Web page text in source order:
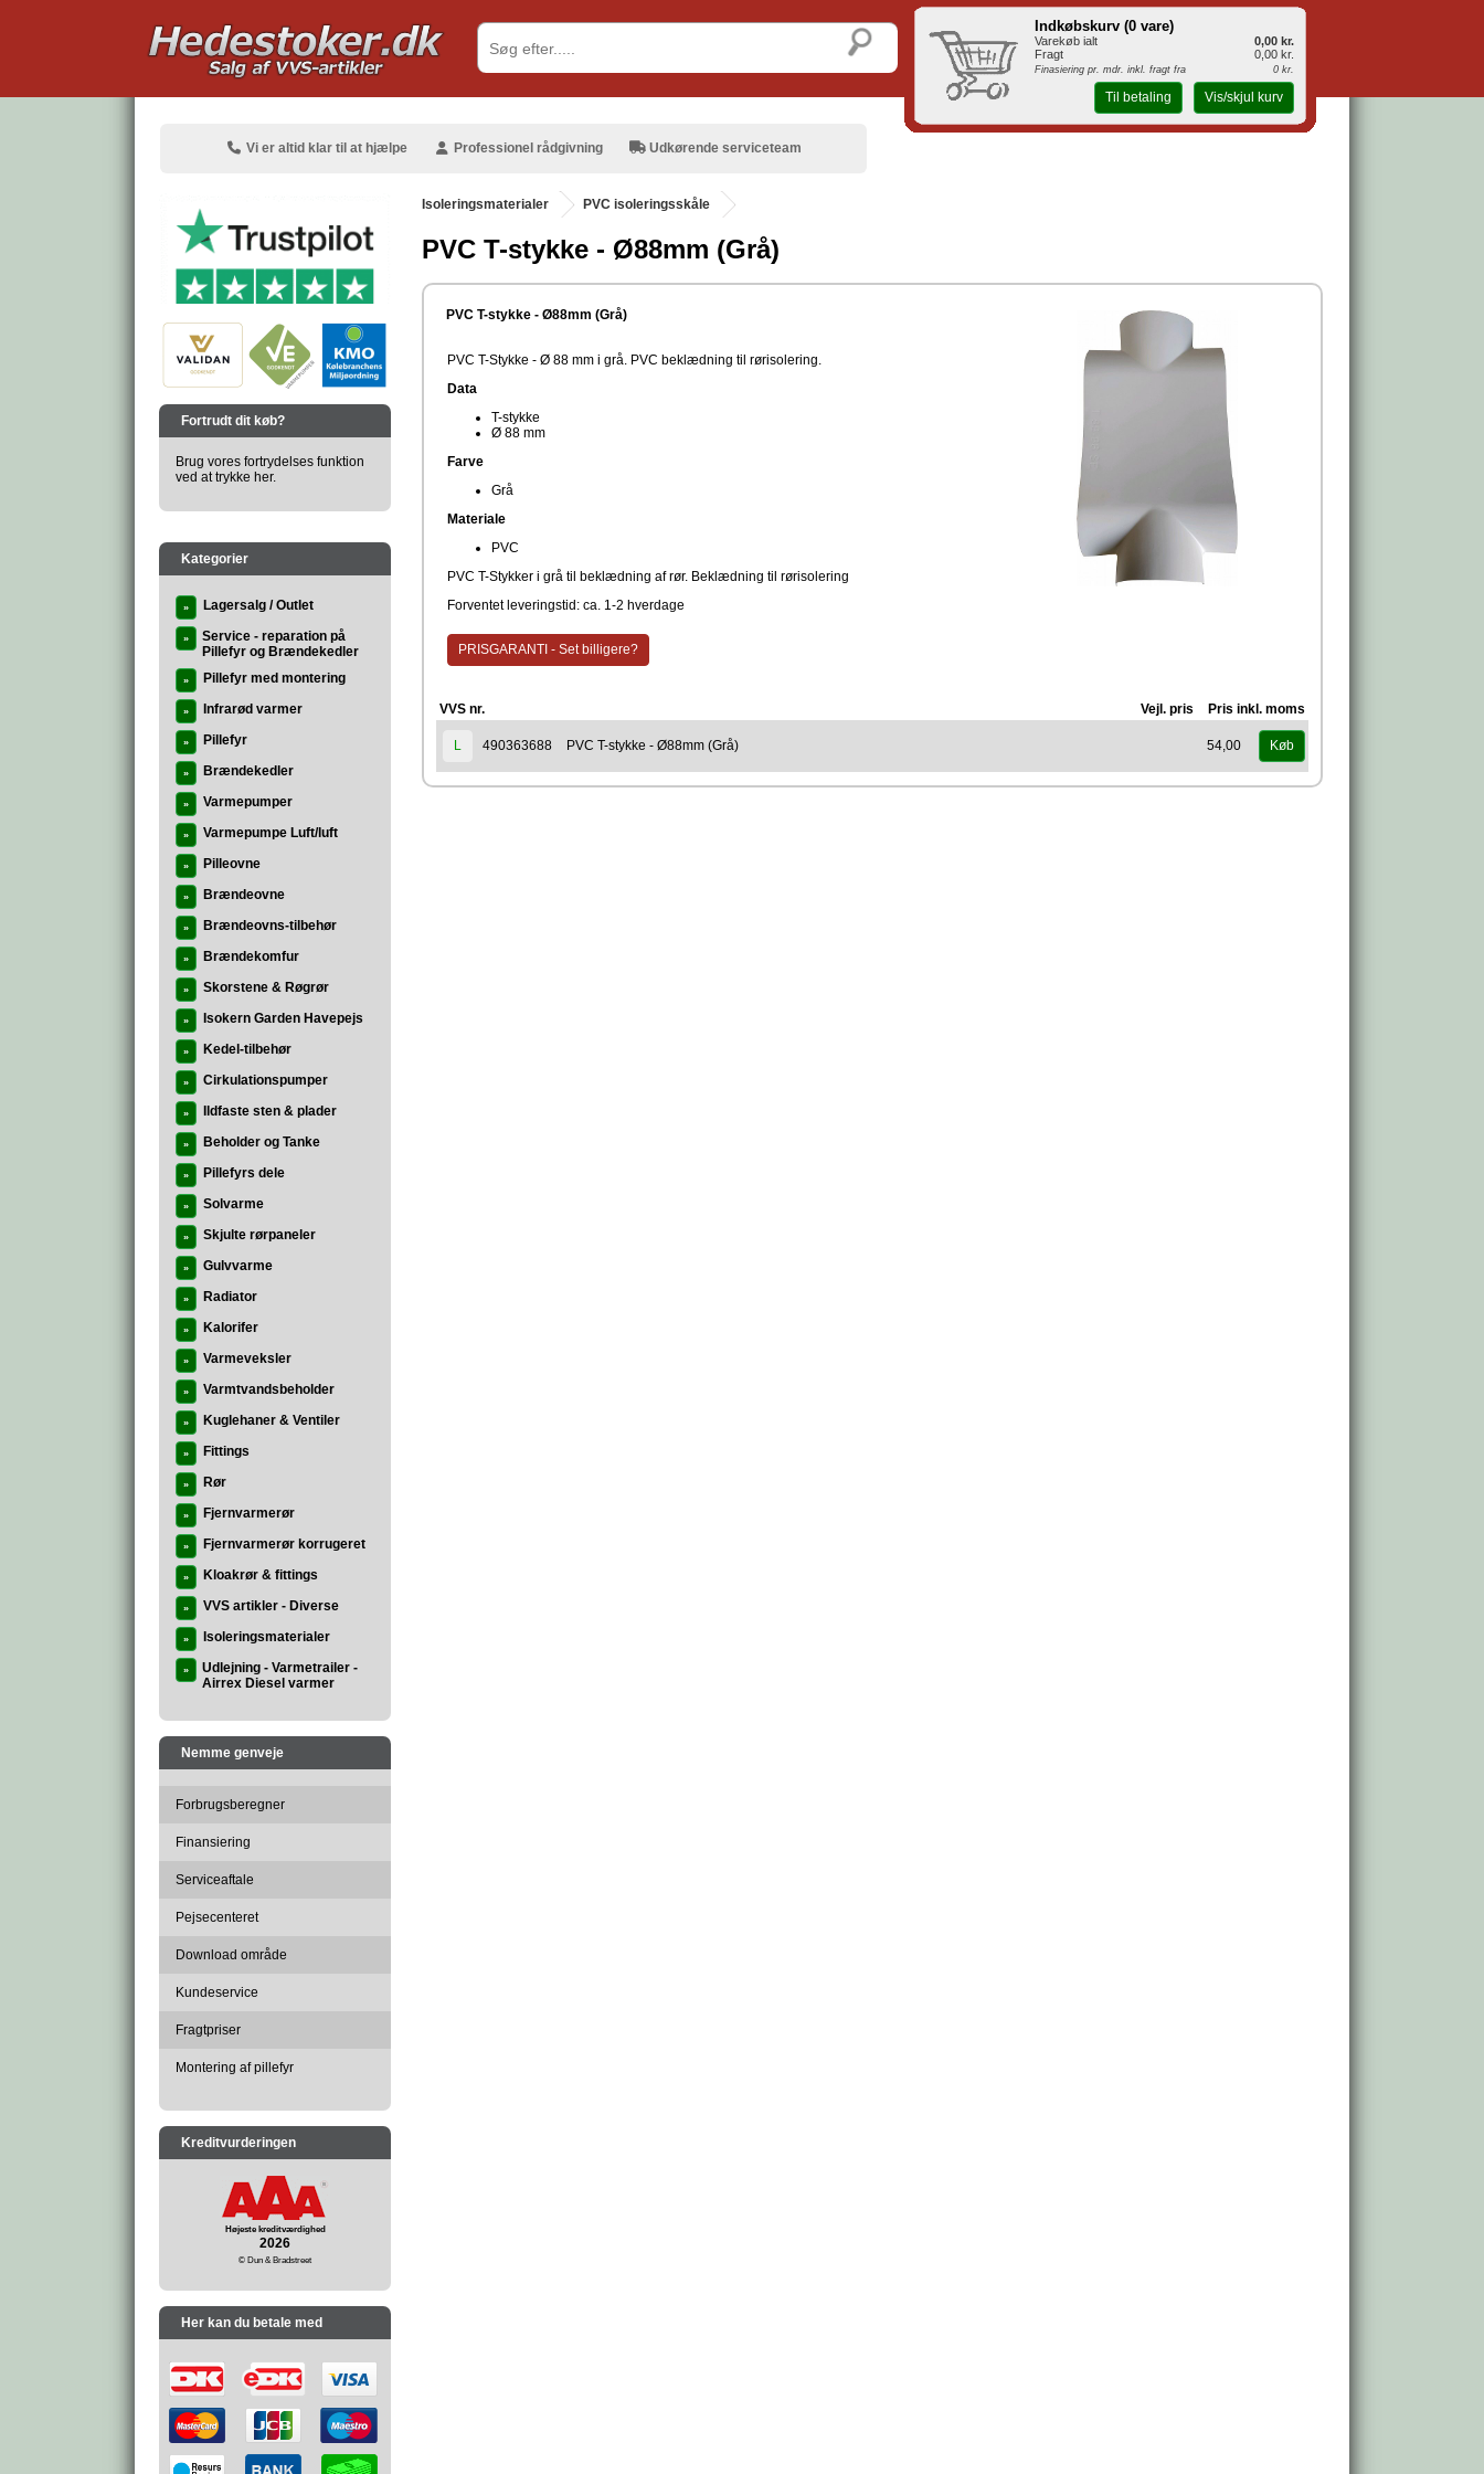
Vi er altid klar til at hjælpe Professionel rådgivning Udkørende serviceteam
Fortrudt dit køb?
Brug vores fortrydelses funktion
ved at trykke her.
Kategorier
» Lagersalg / Outlet
»
Service - reparation på
Pillefyr og Brændekedler
» Pillefyr med montering
» Infrarød varmer
» Pillefyr
» Brændekedler
» Varmepumper
» Varmepumpe Luft/luft
» Pilleovne
» Brændeovne
» Brændeovns-tilbehør
» Brændekomfur
» Skorstene & Røgrør
» Isokern Garden Havepejs
» Kedel-tilbehør
» Cirkulationspumper
» Ildfaste sten & plader
» Beholder og Tanke
» Pillefyrs dele
» Solvarme
» Skjulte rørpaneler
» Gulvvarme
» Radiator
» Kalorifer
» Varmeveksler
» Varmtvandsbeholder
» Kuglehaner & Ventiler
» Fittings
» Rør
» Fjernvarmerør
» Fjernvarmerør korrugeret
» Kloakrør & fittings
» VVS artikler - Diverse
» Isoleringsmaterialer
»
Udlejning - Varmetrailer -
Airrex Diesel varmer
Nemme genveje
Forbrugsberegner
Finansiering
Serviceaftale
Pejsecenteret
Download område
Kundeservice
Fragtpriser
Montering af pillefyr
Kreditvurderingen
Højeste kreditværdighed
2026
© Dun & Bradstreet
Her kan du betale med
Isoleringsmaterialer PVC isoleringsskåle
PVC T-stykke - Ø88mm (Grå)
PVC T-stykke - Ø88mm (Grå)
PVC T-Stykke - Ø 88 mm i grå. PVC beklædning til rørisolering.
Data
T-stykke
Ø 88 mm
Farve
Grå
Materiale
PVC
PVC T-Stykker i grå til beklædning af rør. Beklædning til rørisolering
Forventet leveringstid: ca. 1-2 hverdage
PRISGARANTI - Set billigere?
VVS nr. Vejl. pris Pris inkl. moms
L 490363688 PVC T-stykke - Ø88mm (Grå) 54,00 Køb
Indkøbskurv (0 vare)
Varekøb ialt
0,00 kr.
Fragt
0,00 kr.
Finasiering pr. mdr. inkl. fragt fra 0 kr.
Til betaling Vis/skjul kurv